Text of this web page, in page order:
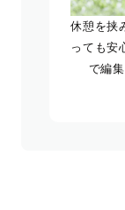
休憩を挟
っても安
で編